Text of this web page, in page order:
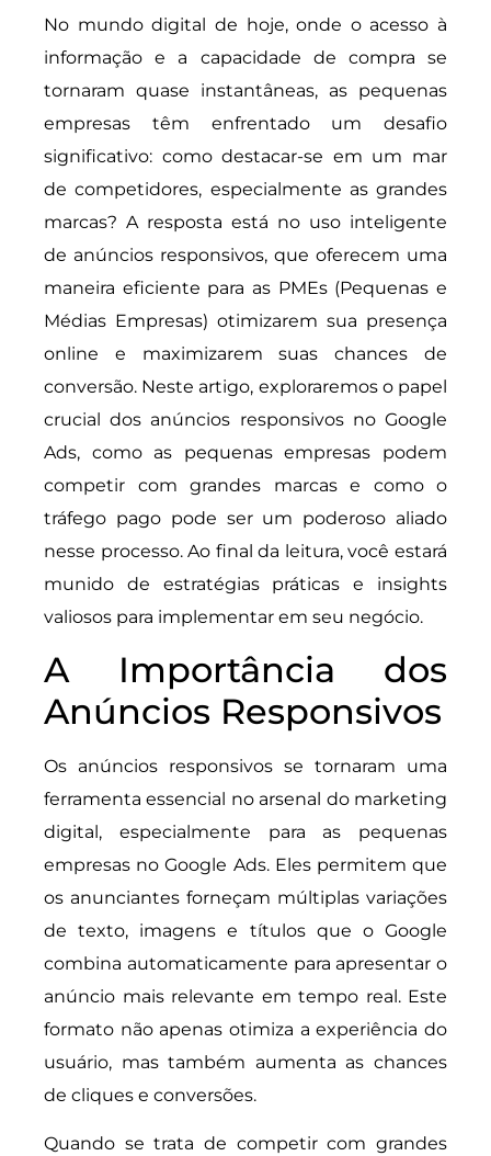
No mundo digital de hoje, onde o acesso à
informação e a capacidade de compra se
tornaram quase instantâneas, as pequenas
empresas têm enfrentado um desafio
significativo: como destacar-se em um mar
de competidores, especialmente as grandes
marcas? A resposta está no uso inteligente
de anúncios responsivos, que oferecem uma
maneira eficiente para as PMEs (Pequenas e
Médias Empresas) otimizarem sua presença
online e maximizarem suas chances de
conversão. Neste artigo, exploraremos o papel
crucial dos anúncios responsivos no Google
Ads, como as pequenas empresas podem
competir com grandes marcas e como o
tráfego pago pode ser um poderoso aliado
nesse processo. Ao final da leitura, você estará
munido de estratégias práticas e insights
valiosos para implementar em seu negócio.
A Importância dos
Anúncios Responsivos
Os anúncios responsivos se tornaram uma
ferramenta essencial no arsenal do marketing
digital, especialmente para as pequenas
empresas no Google Ads. Eles permitem que
os anunciantes forneçam múltiplas variações
de texto, imagens e títulos que o Google
combina automaticamente para apresentar o
anúncio mais relevante em tempo real. Este
formato não apenas otimiza a experiência do
usuário, mas também aumenta as chances
de cliques e conversões.
Quando se trata de competir com grandes